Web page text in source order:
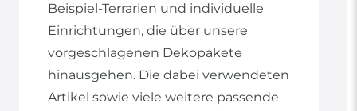
Beispiel-Terrarien und individuelle
Einrichtungen, die über unsere
vorgeschlagenen Dekopakete
hinausgehen. Die dabei verwendeten
Artikel sowie viele weitere passende